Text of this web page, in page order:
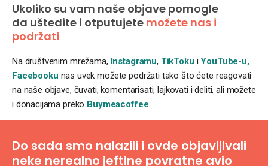
Ukoliko su vam naše objave pomogle
da uštedite i otputujete možete nas i
podržati
Na društvenim mrežama, Instagramu, TikToku iYouTube-u,
Facebooku nas uvek možete podržati tako što ćete reagovati
na naše objave, čuvati, komentarisati, lajkovati i deliti, ali možete
i donacijama preko Buymeacoffee
Do sada smo nalazili i ovde objavljivali
neke nerealno jeftine povratne avio